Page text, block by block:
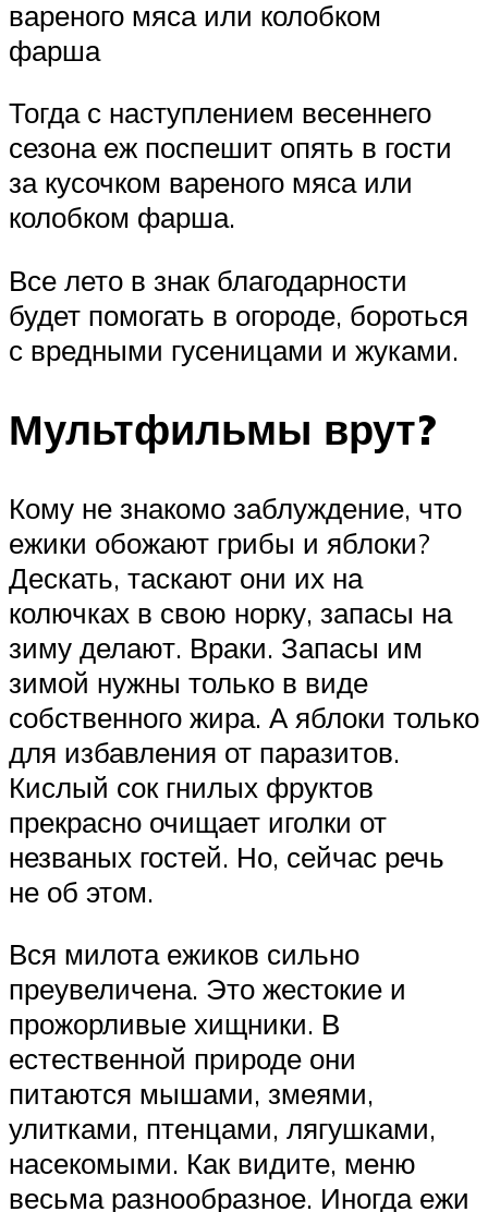
вареного мяса или колобком
фарша
Тогда с наступлением весеннего
сезона еж поспешит опять в гости
за кусочком вареного мяса или
колобком фарша.
Все лето в знак благодарности
будет помогать в огороде, бороться
с вредными гусеницами и жуками.
Мультфильмы врут?
Кому не знакомо заблуждение, что
ежики обожают грибы и яблоки?
Дескать, таскают они их на
колючках в свою норку, запасы на
зиму делают. Враки. Запасы им
зимой нужны только в виде
собственного жира. А яблоки только
для избавления от паразитов.
Кислый сок гнилых фруктов
прекрасно очищает иголки от
незваных гостей. Но, сейчас речь
не об этом.
Вся милота ежиков сильно
преувеличена. Это жестокие и
прожорливые хищники. В
естественной природе они
питаются мышами, змеями,
улитками, птенцами, лягушками,
насекомыми. Как видите, меню
весьма разнообразное. Иногда ежи